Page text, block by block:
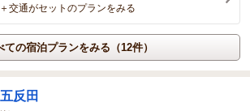
交通がセットのプランをみる
ての宿泊プランをみる（12件）
反田